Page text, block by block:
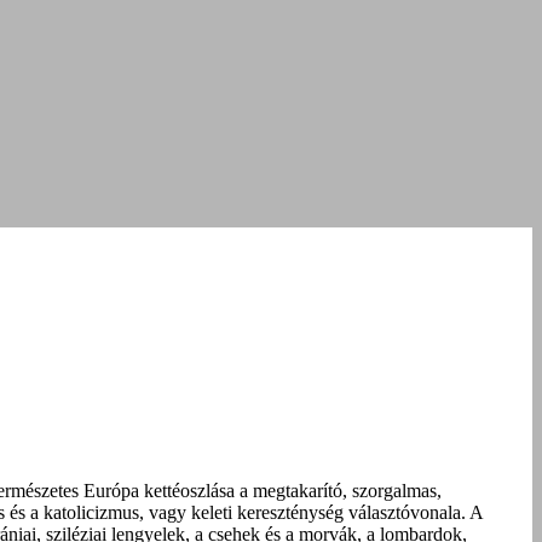
Európa kettéoszlása a megtakarító, szorgalmas,
a katolicizmus, vagy keleti kereszténység választóvonala. A
sziléziai lengyelek, a csehek és a morvák, a lombardok,